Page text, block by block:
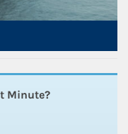
Minute?